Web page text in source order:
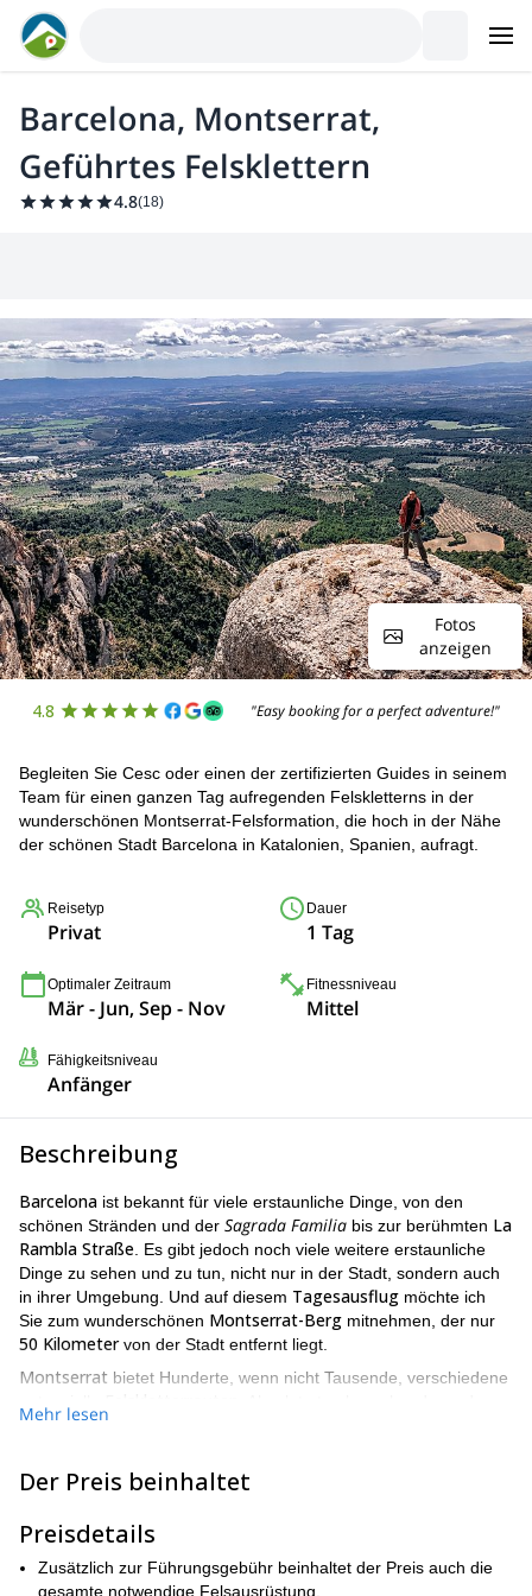
Barcelona, Montserrat,
Geführtes Felsklettern
4.8(18)
Fotos
anzeigen
4.8 "Easy booking for a perfect adventure!"
Begleiten Sie Cesc oder einen der zertifizierten Guides in seinem
Team für einen ganzen Tag aufregenden Felskletterns in der
wunderschönen Montserrat-Felsformation, die hoch in der Nähe
der schönen Stadt Barcelona in Katalonien, Spanien, aufragt.
Reisetyp
Privat
Dauer
1 Tag
Optimaler Zeitraum
Mär - Jun, Sep - Nov
Fitnessniveau
Mittel
Fähigkeitsniveau
Anfänger
Beschreibung
Barcelona ist bekannt für viele erstaunliche Dinge, von den
schönen Stränden und der Sagrada Familia bis zur berühmten La
Rambla Straße . Es gibt jedoch noch viele weitere erstaunliche
Dinge zu sehen und zu tun, nicht nur in der Stadt, sondern auch
in ihrer Umgebung. Und auf diesem Tagesausflug möchte ich
Sie zum wunderschönen Montserrat-Berg mitnehmen, der nur
50 Kilometervon der Stadt entfernt liegt.
Montserrat bietet Hunderte, wenn nicht Tausende, verschiedene
Ferne zu bewundern, ist es nichts weniger als erstaunlich,
auf einen seiner vielen Gipfel zu klettern und zu stehen, von
Jeroni (1.236m)bisMiranda de les Agulles (903m)
Montserratklettern können, gibt es auch eine Reihe
Mehr lesen
Der Preis beinhaltet
Preisdetails
Zusätzlich zur Führungsgebühr beinhaltet der Preis auch die
gesamte notwendige Felsausrüstung.